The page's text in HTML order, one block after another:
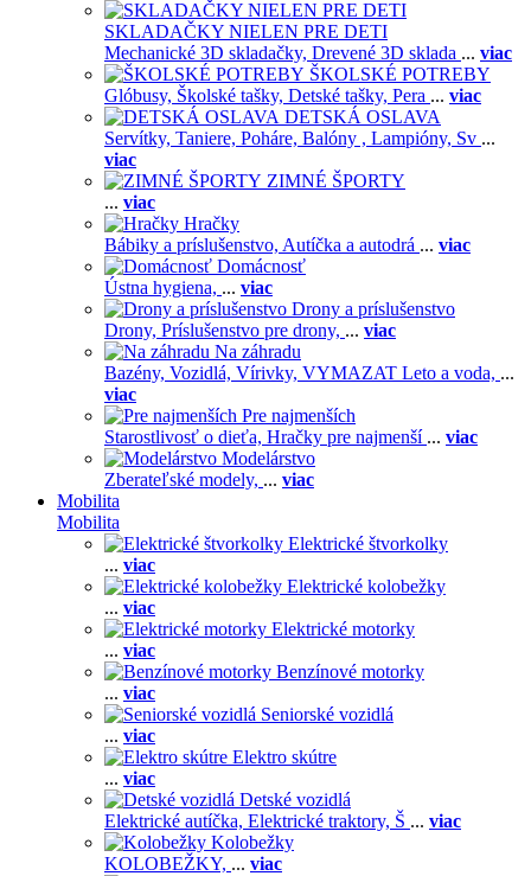
SKLADAČKY NIELEN PRE DETI
Mechanické 3D skladačky, Drevené 3D sklada ... viac
ŠKOLSKÉ POTREBY
Glóbusy, Školské tašky, Detské tašky, Pera ... viac
DETSKÁ OSLAVA
Servítky, Taniere, Poháre, Balóny , Lampióny, Sv ...
viac
ZIMNÉ ŠPORTY
... viac
Hračky
Bábiky a príslušenstvo, Autíčka a autodrá ... viac
Domácnosť
Ústna hygiena, ... viac
Drony a príslušenstvo
Drony, Príslušenstvo pre drony, ... viac
Na záhradu
Bazény, Vozidlá, Vírivky, VYMAZAT Leto a voda, ...
viac
Pre najmenších
Starostlivosť o dieťa, Hračky pre najmenší ... viac
Modelárstvo
Zberateľské modely, ... viac
Mobilita
Mobilita
Elektrické štvorkolky
... viac
Elektrické kolobežky
... viac
Elektrické motorky
... viac
Benzínové motorky
... viac
Seniorské vozidlá
... viac
Elektro skútre
... viac
Detské vozidlá
Elektrické autíčka, Elektrické traktory, Š ... viac
Kolobežky
KOLOBEŽKY, ... viac